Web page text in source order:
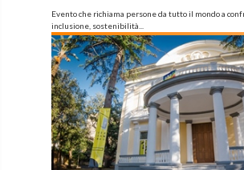
Evento che richiama persone da tutto il mondo a
inclusione, sostenibilità...